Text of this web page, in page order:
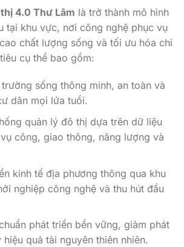
4.0 Thư Lâm là trở thành mô hình
tại khu vực, nơi công nghệ phục vụ
chất lượng sống và tối ưu hóa chi
cụ thể bao gồm:
sống thông minh, an toàn và
dân mọi lứa tuổi.
quản lý đô thị dựa trên dữ liệu
công, giao thông, năng lượng và
kinh tế địa phương thông qua khu
nghiệp công nghệ và thu hút đầu
phát triển bền vững, giảm phát
quả tài nguyên thiên nhiên.